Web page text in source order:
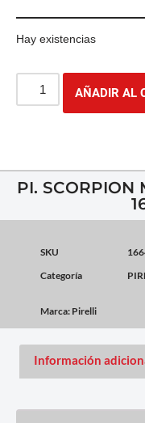
Hay existencias
AÑADIR AL
PI. SCORPION
SKU
Categoría
Marca: Pirelli
Información